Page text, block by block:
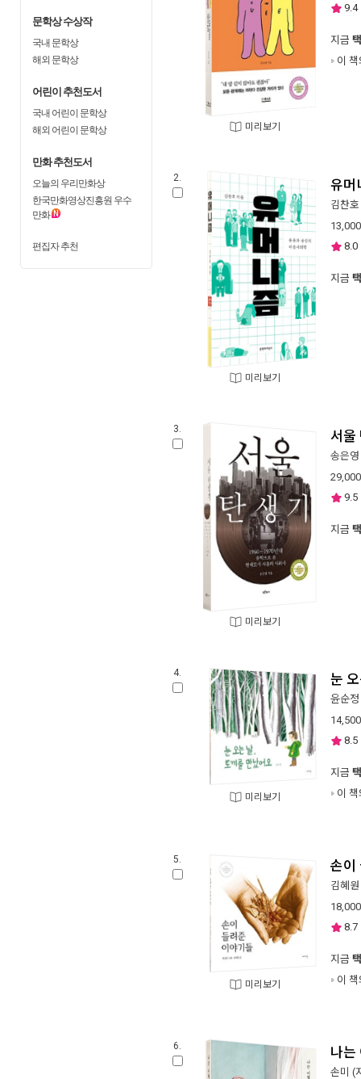
문학상 수상작
국내 문학상
해외 문학상
어린이 추천도서
국내 어린이 문학상
해외 어린이 문학상
만화 추천도서
오늘의 우리만화상
한국만화영상진흥원 우수
만화
편집자 추천
미리보기
9.4
지금
이
2.
미리보기
유머
김찬호
13,000
8.0
지금
3.
미리보기
서울
송은영
29,000
9.5
지금
4.
미리보기
눈
윤순정
14,500
8.5
지금
이
5.
미리보기
손이
김혜원
18,000
8.7
지금
이
6. 나는
손미 (